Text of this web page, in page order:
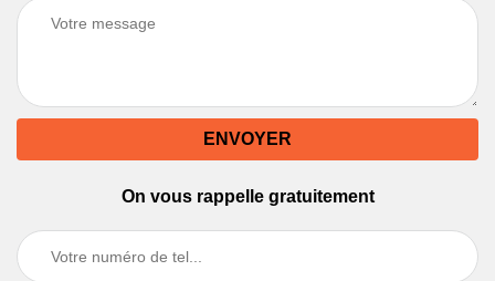
On vous rappelle gratuitement